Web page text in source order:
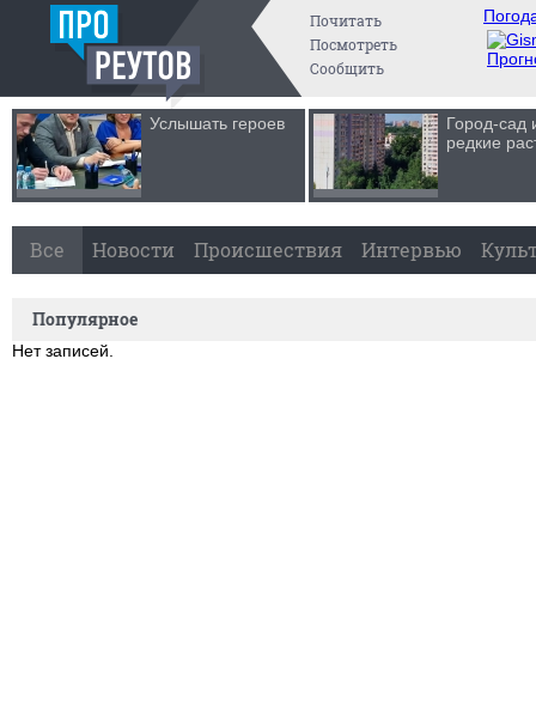
Почитать
Посмотреть
Сообщить
Услышать героев
Город-сад
редкие
Все Новости Происшествия Интервью
Популярное
Нет записей.